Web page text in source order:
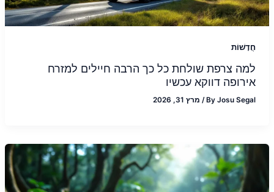
חֲדָשׁוֹת
למה צרפת שולחת כל כך הרבה חיילים למזרח
אירופה דווקא עכשיו
ByJosu Segal
/ מרץ 31, 2026